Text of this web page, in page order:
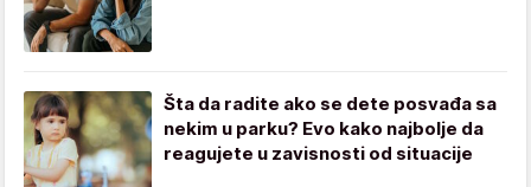
Šta da radite ako se dete posvađa sa
nekim u parku? Evo kako najbolje da
reagujete u zavisnosti od situacije